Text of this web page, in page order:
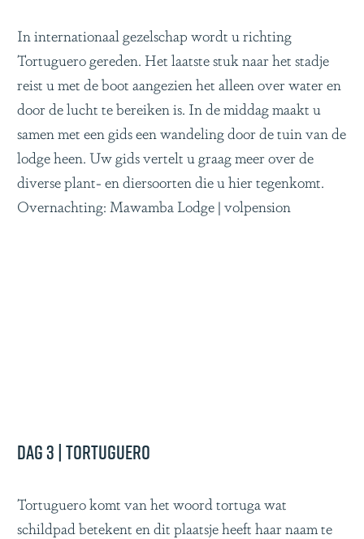
In internationaal gezelschap wordt u richting
Tortuguero gereden. Het laatste stuk naar het stadje
reist u met de boot aangezien het alleen over water en
door de lucht te bereiken is. In de middag maakt u
samen met een gids een wandeling door de tuin van de
lodge heen. Uw gids vertelt u graag meer over de
diverse plant- en diersoorten die u hier tegenkomt.
Overnachting: Mawamba Lodge | volpension
Dag 3 | Tortuguero
Tortuguero komt van het woord tortuga wat
schildpad betekent en dit plaatsje heeft haar naam te